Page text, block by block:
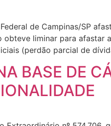
de Campinas/SP
liminar para afastar
(perdão parcial de
BASE DE